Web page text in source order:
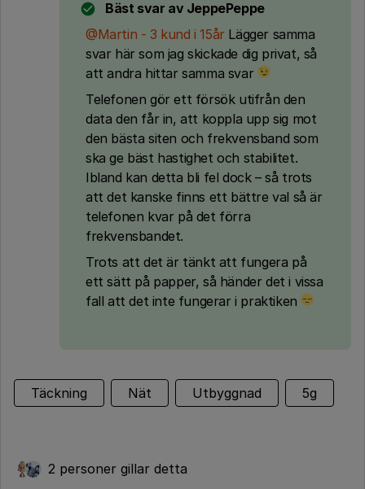
Bäst svar av JeppePeppe
@Martin - 3 kund i 15år Lägger samma
svar här som jag skickade dig privat, så
att andra hittar samma svar
Telefonen gör ett försök utifrån den
data den får in, att koppla upp sig mot
den bästa siten och frekvensband som
ska ge bäst hastighet och stabilitet.
Ibland kan detta bli fel dock – så trots
att det kanske finns ett bättre val så är
telefonen kvar på det förra
frekvensbandet.
Trots att det är tänkt att fungera på
ett sätt på papper, så händer det i vissa
fall att det inte fungerar i praktiken
Täckning Nät Utbyggnad 5g
2 personer gillar detta